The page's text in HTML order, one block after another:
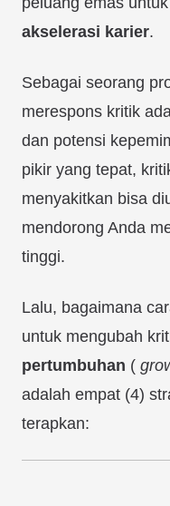
akselerasi karier.
Sebagai seorang
merespons kritik
dan potensi
pikir yang tepat,
menyakitkan bisa
mendorong Anda
tinggi.
Lalu, bagaimana
untuk mengubah
pertumbuhan (
adalah empat (4)
terapkan: